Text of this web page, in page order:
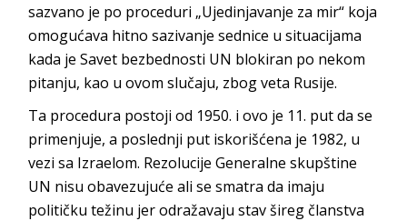
sazvano je po proceduri „Ujedinjavanje za mir“ koja
omogućava hitno sazivanje sednice u situacijama
kada je Savet bezbednosti UN blokiran po nekom
pitanju, kao u ovom slučaju, zbog veta Rusije.
Ta procedura postoji od 1950. i ovo je 11. put da se
primenjuje, a poslednji put iskorišćena je 1982, u
vezi sa Izraelom. Rezolucije Generalne skupštine
UN nisu obavezujuće ali se smatra da imaju
političku težinu jer odražavaju stav šireg članstva